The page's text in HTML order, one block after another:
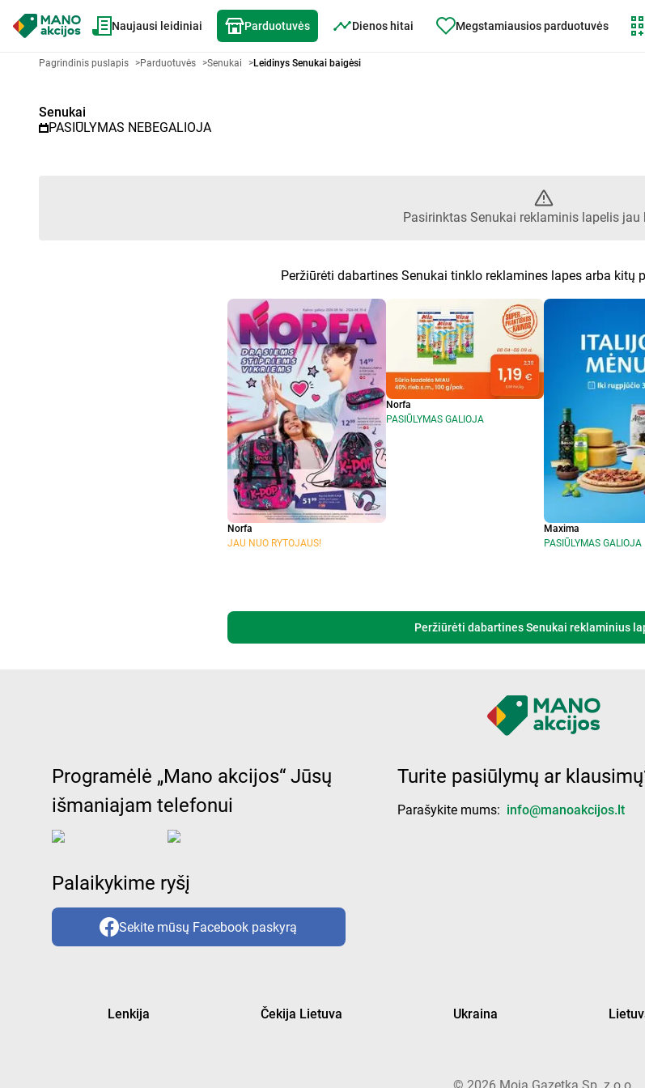
Naujausi leidiniai Parduotuvės Dienos hitai Megstamiausios parduotuvės
Akcijų lapelis Senukai - Pasirinktas lapelis Senukai jau
Pagrindinis puslapis >Parduotuvės >Senukai >Leidinys Senukai baigėsi
Senukai
PASIŪLYMAS NEBEGALIOJA
Pasirinktas Senukai reklaminis lapelis jau
Peržiūrėti dabartines Senukai tinklo reklamines lapes arba kitų
Norfa
JAU NUO RYTOJAUS!
Norfa
PASIŪLYMAS GALIOJA
Maxima
PASIŪLYMAS GALIOJA
Peržiūrėti dabartines Senukai reklaminius
Programėlė „Mano akcijos“ Jūsų
išmaniajam telefonui
Palaikykime ryšį
Sekite mūsų Facebook paskyrą
Turite pasiūlymų ar
Parašykite mums: info@manoakcijos.lt
Lenkija Čekija Lietuva Ukraina